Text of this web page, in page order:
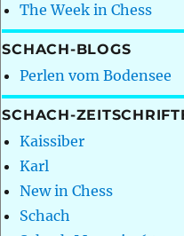
The Week in Chess
SCHACH-BLOGS
Perlen vom Bodensee
SCHACH-
Kaissiber
Karl
New in Chess
Schach